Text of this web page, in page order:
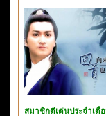
สมาชิกดีเด่นประจำเดื